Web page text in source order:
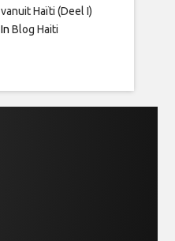
vanuit Haïti (Deel I)
In Blog Haiti